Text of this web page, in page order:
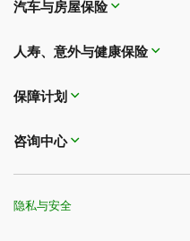
汽车与房屋保险
人寿、意外与健康保险
保障计划
咨询中心
隐私与安全